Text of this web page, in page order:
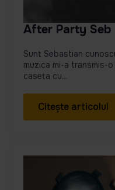
After Party Seb
Sunt Sebastian
muzica mi-a transmis-
caseta cu...
Citește articolul